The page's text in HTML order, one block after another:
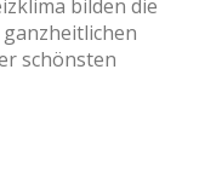
bilden die
schönsten